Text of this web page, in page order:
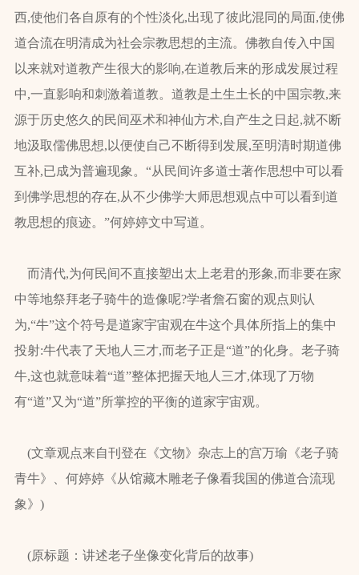
西,使他们各自原有的个性淡化,出现了彼此混同的局面,使佛
道合流在明清成为社会宗教思想的主流。佛教自传入中国
以来就对道教产生很大的影响,在道教后来的形成发展过程
中,一直影响和刺激着道教。道教是土生土长的中国宗教,来
源于历史悠久的民间巫术和神仙方术,自产生之日起,就不断
地汲取儒佛思想,以便使自己不断得到发展,至明清时期道佛
互补,已成为普遍现象。“从民间许多道士著作思想中可以看
到佛学思想的存在,从不少佛学大师思想观点中可以看到道
教思想的痕迹。”何婷婷文中写道。
而清代,为何民间不直接塑出太上老君的形象,而非要在家
中等地祭拜老子骑牛的造像呢?学者詹石窗的观点则认
为,“牛”这个符号是道家宇宙观在牛这个具体所指上的集中
投射:牛代表了天地人三才,而老子正是“道”的化身。老子骑
牛,这也就意味着“道”整体把握天地人三才,体现了万物
有“道”又为“道”所掌控的平衡的道家宇宙观。
(文章观点来自刊登在《文物》杂志上的宫万瑜《老子骑
青牛》、何婷婷《从馆藏木雕老子像看我国的佛道合流现
象》)
(原标题：讲述老子坐像变化背后的故事)